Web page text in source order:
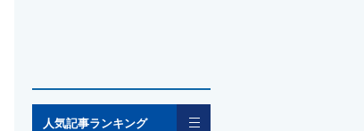
人気記事ランキング